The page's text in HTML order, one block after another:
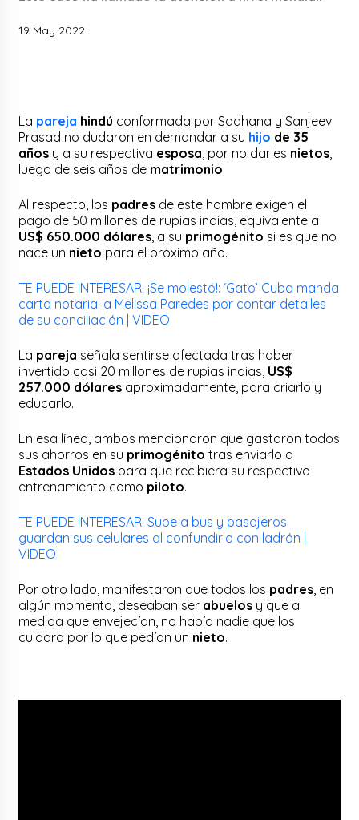
19 May 2022
La pareja hindú conformada por Sadhana y Sanjeev
Prasad no dudaron en demandar a su hijo de 35
años y a su respectiva esposa , por no darles nietos
luego de seis años de matrimonio.
Al respecto, los padres de este hombre exigen el
pago de 50 millones de rupias indias, equivalente a
US$ 650.000 dólares , a su primogénito si es que no
nace un nieto para el próximo año.
TE PUEDE INTERESAR: ¡Se molestó!: ‘Gato’ Cuba manda
carta notarial a Melissa Paredes por contar detalles
de su conciliación | VIDEO
La pareja señala sentirse afectada tras haber
invertido casi 20 millones de rupias indias, US$
257.000 dólares aproximadamente, para criarlo y
educarlo.
En esa línea, ambos mencionaron que gastaron todos
sus ahorros en su primogénitotras enviarlo a
Estados Unidos para que recibiera su respectivo
entrenamiento como piloto.
TE PUEDE INTERESAR: Sube a bus y pasajeros
guardan sus celulares al confundirlo con ladrón |
VIDEO
Por otro lado, manifestaron que todos los padres , en
algún momento, deseaban ser abuelos y que a
medida que envejecían, no había nadie que los
cuidara por lo que pedían un nieto.